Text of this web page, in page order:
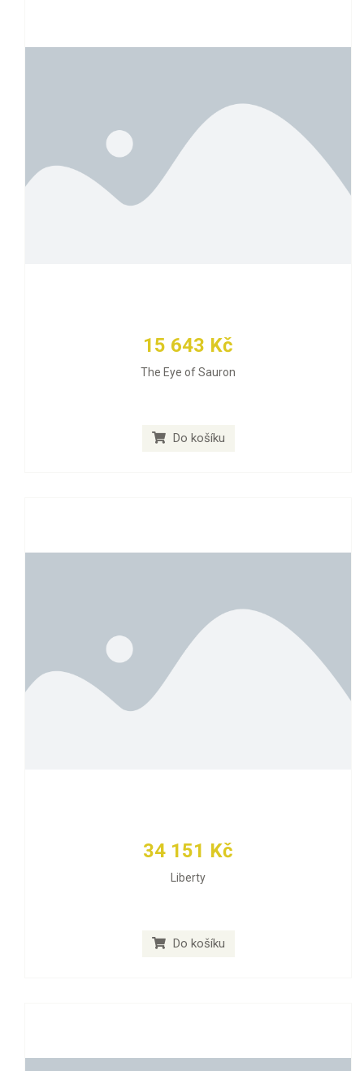
15 643 Kč
The Eye of Sauron
Do košíku
34 151 Kč
Liberty
Do košíku